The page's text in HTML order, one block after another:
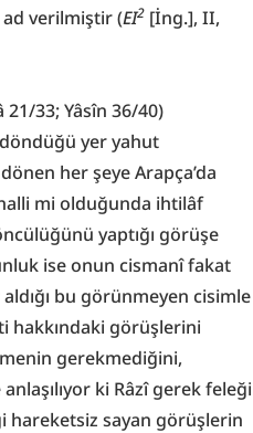
ad verilmiştir (EI2 [İng.], II,
21/33; Yâsîn 36/40)
yer yahut
her şeye Arapça’da
mi olduğunda ihtilâf
yaptığı görüşe
ise onun cismanî fakat
bu görünmeyen cisimle
hakkındaki görüşlerini
gerekmediğini,
ki Râzî gerek feleği
hareketsiz sayan görüşlerin